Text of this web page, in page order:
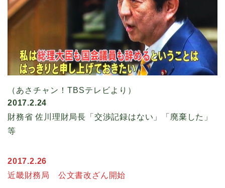
（あさチャン！TBSテレビより）
2017.2.24
財務省 佐川理財局長「交渉記録はない」「廃棄した」
等
2017.2.26
近畿財務局 公文書改ざん開始